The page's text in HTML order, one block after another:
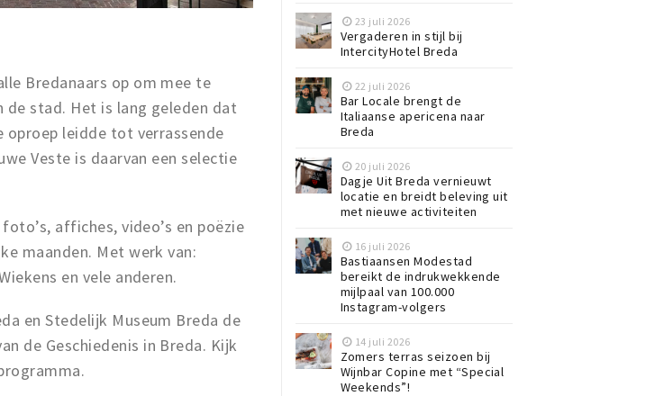
Bredanaars op om mee te
de stad. Het is lang geleden dat
oproep leidde tot verrassende
Veste is daarvan een selectie
affiches, video’s en poëzie
maanden. Met werk van:
en vele anderen.
en Stedelijk Museum Breda de
de Geschiedenis in Breda. Kijk
23 juli 2026
Vergaderen in stijl bij
IntercityHotel Breda
22 juli 2026
Bar Locale brengt de
Italiaanse apericena naar
Breda
20 juli 2026
Dagje Uit Breda vernieuwt
locatie en breidt beleving uit
met nieuwe activiteiten
16 juli 2026
Bastiaansen Modestad
bereikt de indrukwekkende
mijlpaal van 100.000
Instagram-volgers
14 juli 2026
Zomers terras seizoen bij
Wijnbar Copine met “Special
Weekends”!